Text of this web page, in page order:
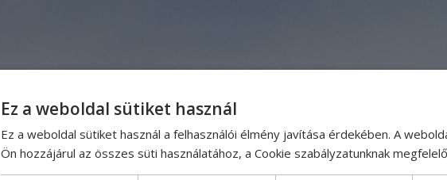
Ez a weboldal sütiket használ
Ez a weboldal sütiket használ a felhasználói élmény javítása érdekében. A
Ön hozzájárul az összes süti használatához, a Cookie szabályzatunknak